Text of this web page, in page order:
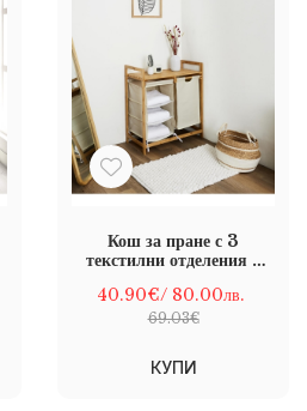
Кош за пране с 3
текстилни отделения и
40.90€/ 80.00лв.
69.03€
КУПИ